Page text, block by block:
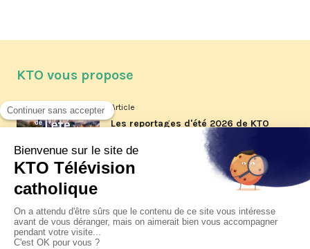
KTO vous propose
Article
Les reportages d'été 2026 de KTO
Article
La visite pastorale du pape Léon
jeudi 6 août